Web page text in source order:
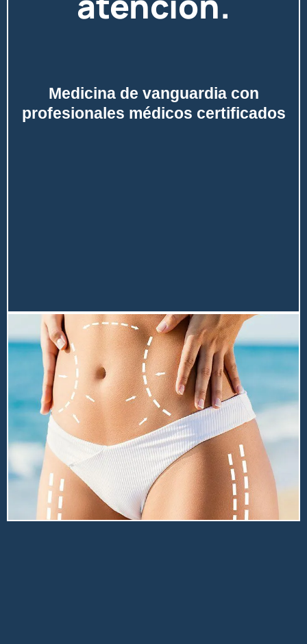
Medicina de vanguardia con
profesionales médicos certificados